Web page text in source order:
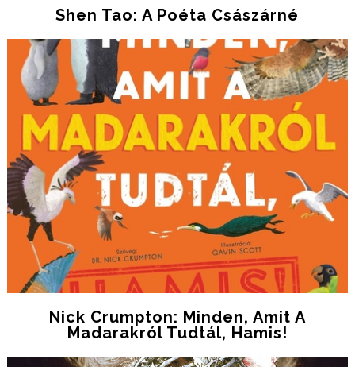
Shen Tao: A Poéta Császárné
Nick Crumpton: Minden, ​amit A
Madarakról Tudtál, Hamis!